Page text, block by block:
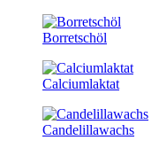
Borretschöl
Calciumlaktat
Candelillawachs